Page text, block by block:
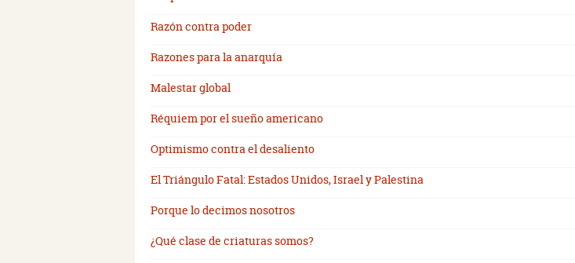
Razón contra poder
Razones para la anarquía
Malestar global
Réquiem por el sueño americano
Optimismo contra el desaliento
El Triángulo Fatal: Estados Unidos, Israel y Palestina
Porque lo decimos nosotros
¿Qué clase de criaturas somos?